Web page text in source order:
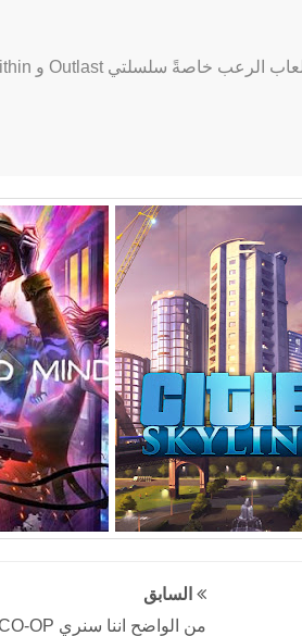
السابق